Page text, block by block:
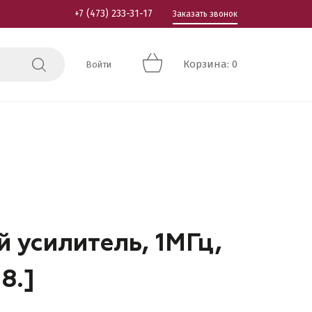
+7 (473) 233-31-17 Заказать звонок
Войти Корзина: 0
усилитель, 1МГц,